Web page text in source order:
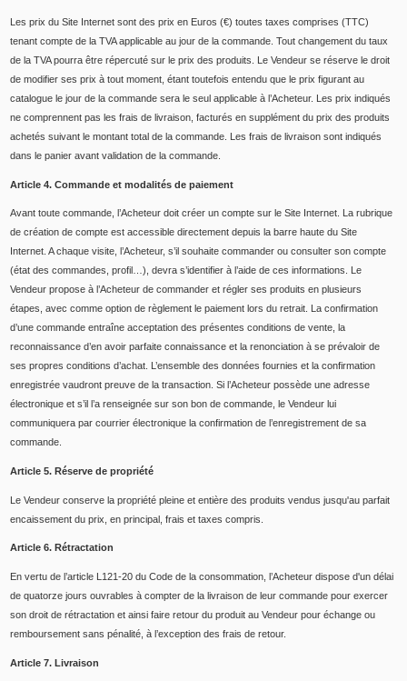
Les prix du Site Internet sont des prix en Euros (€) toutes taxes comprises (TTC)
tenant compte de la TVA applicable au jour de la commande. Tout changement du taux
de la TVA pourra être répercuté sur le prix des produits. Le Vendeur se réserve le droit
de modifier ses prix à tout moment, étant toutefois entendu que le prix figurant au
catalogue le jour de la commande sera le seul applicable à l’Acheteur. Les prix indiqués
ne comprennent pas les frais de livraison, facturés en supplément du prix des produits
achetés suivant le montant total de la commande. Les frais de livraison sont indiqués
dans le panier avant validation de la commande.
Article 4. Commande et modalités de paiement
Avant toute commande, l’Acheteur doit créer un compte sur le Site Internet. La rubrique
de création de compte est accessible directement depuis la barre haute du Site
Internet. A chaque visite, l’Acheteur, s’il souhaite commander ou consulter son compte
(état des commandes, profil…), devra s’identifier à l’aide de ces informations. Le
Vendeur propose à l’Acheteur de commander et régler ses produits en plusieurs
étapes, avec comme option de règlement le paiement lors du retrait. La confirmation
d’une commande entraîne acceptation des présentes conditions de vente, la
reconnaissance d’en avoir parfaite connaissance et la renonciation à se prévaloir de
ses propres conditions d’achat. L’ensemble des données fournies et la confirmation
enregistrée vaudront preuve de la transaction. Si l’Acheteur possède une adresse
électronique et s’il l’a renseignée sur son bon de commande, le Vendeur lui
communiquera par courrier électronique la confirmation de l’enregistrement de sa
commande.
Article 5. Réserve de propriété
Le Vendeur conserve la propriété pleine et entière des produits vendus jusqu'au parfait
encaissement du prix, en principal, frais et taxes compris.
Article 6. Rétractation
En vertu de l’article L121-20 du Code de la consommation, l’Acheteur dispose d'un délai
de quatorze jours ouvrables à compter de la livraison de leur commande pour exercer
son droit de rétractation et ainsi faire retour du produit au Vendeur pour échange ou
remboursement sans pénalité, à l’exception des frais de retour.
Article 7. Livraison